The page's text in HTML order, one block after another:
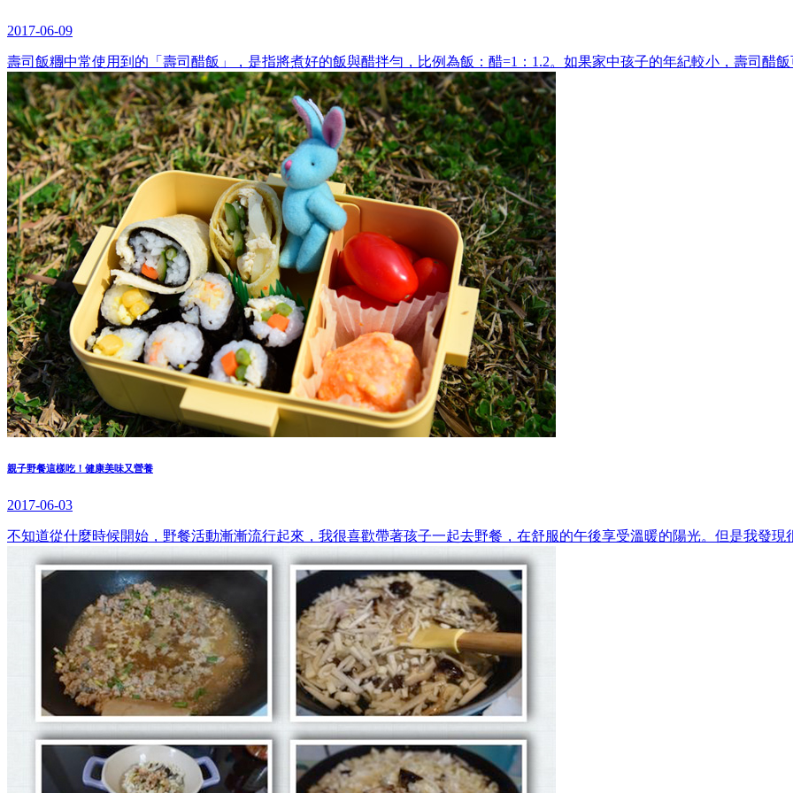
2017-06-09
壽司飯糰中常使用到的「壽司醋飯」，是指將煮好的飯與醋拌勻，比例為飯：醋=1：1.2。如果家中孩子的年紀較小，壽司醋
親子野餐這樣吃！健康美味又營養
2017-06-03
不知道從什麼時候開始，野餐活動漸漸流行起來，我很喜歡帶著孩子一起去野餐，在舒服的午後享受溫暖的陽光。但是我發